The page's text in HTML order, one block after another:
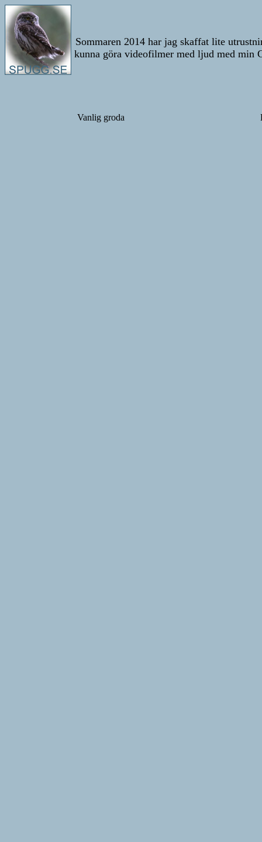
Sommaren 2014 har jag skaffat lite
kunna göra videofilmer med ljud med min
Vanlig groda